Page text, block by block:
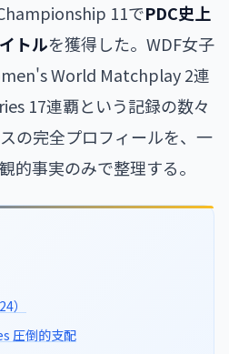
11でPDC史上
トルを獲得した。WDF女子
World Matchplay 2連
17連覇という記録の数々
の完全プロフィールを、一
的事実のみで整理する。
）
圧倒的支配